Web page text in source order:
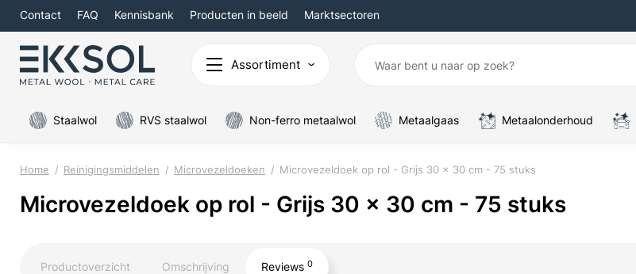
Contact FAQ Kennisbank Producten in beeld Marktsectoren
Assortiment
Staalwol RVS staalwol Non-ferro metaalwol Metaalgaas Metaalonderhoud
Home Reinigingsmiddelen Microvezeldoeken Microvezeldoek op rol - Grijs 30 x 30 cm - 75 stuks
Microvezeldoek op rol - Grijs 30 x 30 cm - 75 stuks
Productoverzicht Omschrijving Reviews 0